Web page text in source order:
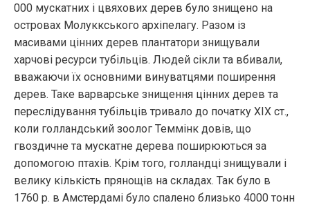
000 мускатних і цвяхових дерев було знищено на
островах Молуккського архіпелагу. Разом із
масивами цінних дерев плантатори знищували
харчові ресурси тубільців. Людей сікли та вбивали,
вважаючи їх основними винуватцями поширення
дерев. Таке варварське знищення цінних дерев та
переслідування тубільців тривало до початку XIX ст.,
коли голландський зоолог Теммінк довів, що
гвоздичне та мускатне дерева поширюються за
допомогою птахів. Крім того, голландці знищували і
велику кількість прянощів на складах. Так було в
1760 р. в Амстердамі було спалено близько 4000 тонн